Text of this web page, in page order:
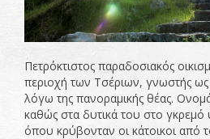
Πετρόκτιστος παραδοσιακός
περιοχή των Τσέριων, γνωστής
λόγω της πανοραμικής θέας.
καθώς στα δυτικά του στο
όπου κρύβονταν οι κάτοικοι από